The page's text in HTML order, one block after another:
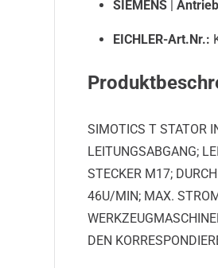
SIEMENS |
EICHLER-Art.Nr.:
SIMOTICS T STATOR
LEITUNGSABGANG;
STECKER M17;
46U/MIN; MAX.
DEN